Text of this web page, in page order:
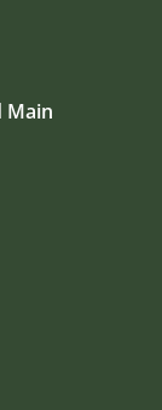
Main